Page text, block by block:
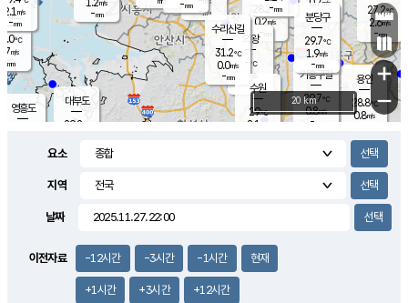
의도
℃
m/s
mm
영흥도
28.2℃
0.2m/s
- mm
용인
28.8℃
0.8m/s
27.2℃
2.6m/s
-mm
2.2m/s
대부도
29.2
의왕
- ℃
m/s
mm
-mm
-mm m/s
-mm
-mm
기흥구갈
29.7℃
0.8m/s
-
수리산길
31.2℃
0.0m/s
-mm
분당구
29.7℃
1.9m/s
-mm
2.1 m/s
-mm
수원
29℃
2.1 m/s
m/s
-mm
+
−
20 km
요소
지역
날짜
이전자료 -12시간 -3시간 -1시간 현재
+1시간 +3시간 +12시간